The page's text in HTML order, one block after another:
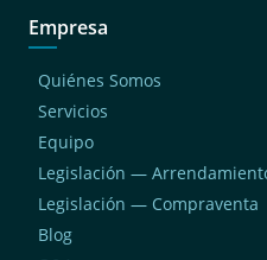
Empresa
Quiénes Somos
Servicios
Equipo
Legislación —
Legislación — Compraventa
Blog